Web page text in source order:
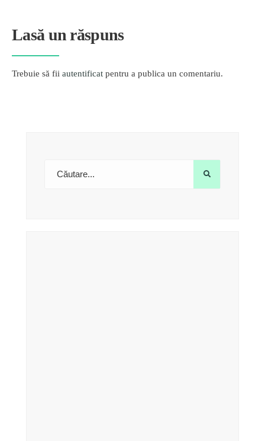
Lasă un răspuns
Trebuie să fii autentificat pentru a publica un comentariu.